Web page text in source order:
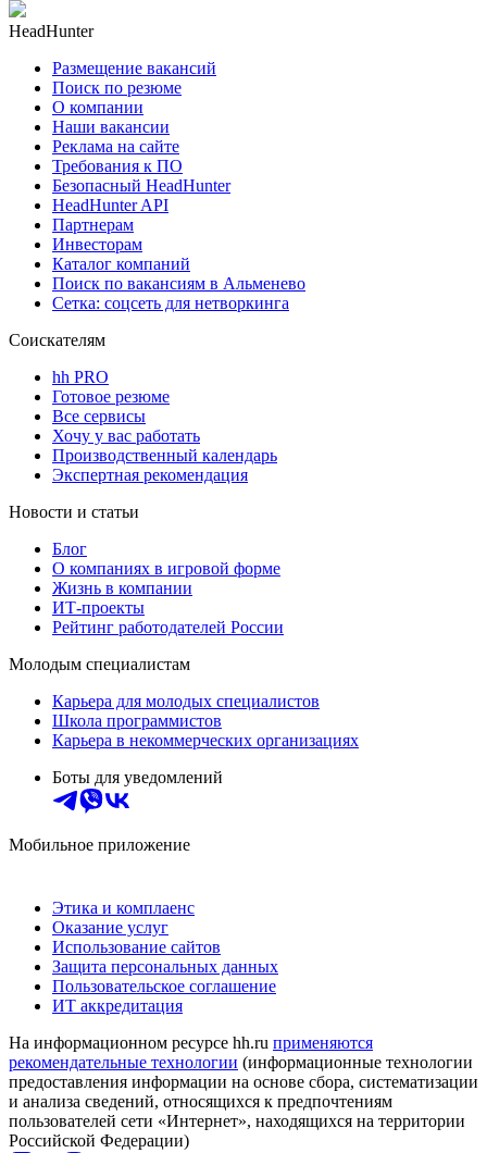
HeadHunter
Размещение вакансий
Поиск по резюме
О компании
Наши вакансии
Реклама на сайте
Требования к ПО
Безопасный HeadHunter
HeadHunter API
Партнерам
Инвесторам
Каталог компаний
Поиск по вакансиям в Альменево
Сетка: соцсеть для нетворкинга
Соискателям
hh PRO
Готовое резюме
Все сервисы
Хочу у вас работать
Производственный календарь
Экспертная рекомендация
Новости и статьи
Блог
О компаниях в игровой форме
Жизнь в компании
ИТ-проекты
Рейтинг работодателей России
Молодым специалистам
Карьера для молодых специалистов
Школа программистов
Карьера в некоммерческих организациях
Боты для уведомлений
Мобильное приложение
Этика и комплаенс
Оказание услуг
Использование сайтов
Защита персональных данных
Пользовательское соглашение
ИТ аккредитация
На информационном ресурсе hh.ru применяются
рекомендательные технологии (информационные технологии
предоставления информации на основе сбора, систематизации
и анализа сведений, относящихся к предпочтениям
пользователей сети «Интернет», находящихся на территории
Российской Федерации)